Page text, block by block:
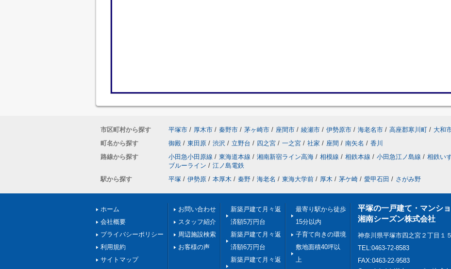
市区町村から探す 平塚市 / 厚木市 / 秦野市 / 茅ヶ崎市 / 座間市 / 綾瀬市 / 伊勢原市 / 海老名市 / 高座郡寒川町 / 大和
町名から探す
御殿 / 東田原 / 渋沢 / 立野台 / 四之宮 / 一之宮 / 社家 / 座間 / 南矢名 / 香川
路線から探す
小田急小田原線 / 東海道本線 / 湘南新宿ライン高海 / 相模線 / 相鉄本線 / 小田急江ノ島線 / 相鉄い
ブルーライン / 江ノ島電鉄
駅から探す
平塚 / 伊勢原 / 本厚木 / 秦野 / 海老名 / 東海大学前 / 厚木 / 茅ケ崎 / 愛甲石田 / さがみ野
ホーム
会社概要
プライバシーポリシー
利用規約
サイトマップ
お問い合わせ
スタッフ紹介
周辺施設検索
お客様の声
新築戸建て月々返
済額5万円台
新築戸建て月々返
済額6万円台
新築戸建て月々返
最寄り駅から徒歩
15分以内
子育て向きの環境
敷地面積40坪以
上
平塚の一戸建て・マンシ
湘南シーズン株式会社
神奈川県平塚市四之宮２丁目１
TEL:0463-72-8583
FAX:0463-22-9583